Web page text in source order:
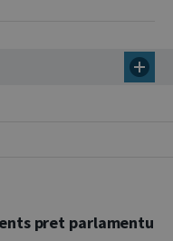
pret parlamentu